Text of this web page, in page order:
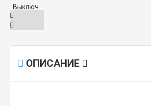
ОПИСАНИЕ